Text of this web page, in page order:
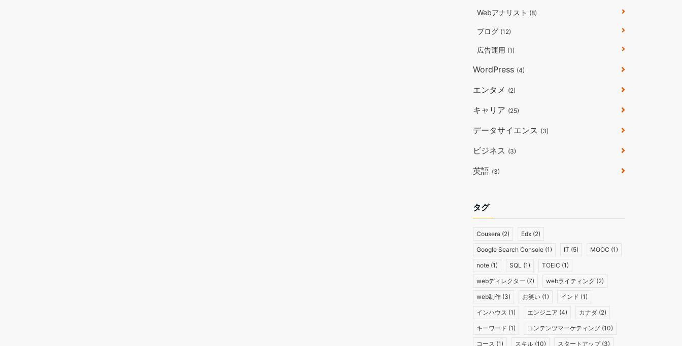
Webアナリスト (8)
ブログ (12)
広告運用 (1)
WordPress (4)
エンタメ (2)
キャリア (25)
データサイエンス (3)
ビジネス (3)
英語 (3)
タグ
Cousera (2) Edx (2)
Google Search Console (1) IT (5) MOOC (1)
note (1) SQL (1) TOEIC (1)
webディレクター (7) webライティング (2)
web制作 (3) お笑い (1) インド (1)
インハウス (1) エンジニア (4) カナダ (2)
キーワード (1) コンテンツマーケティング (10)
コース (1) スキル (10) スタートアップ(3)